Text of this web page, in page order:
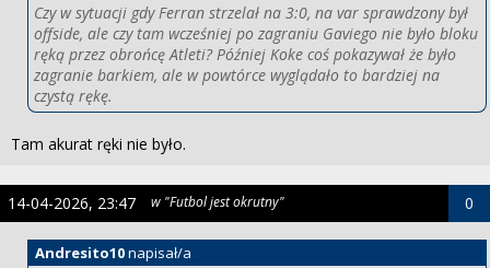
Czy w sytuacji gdy Ferran strzelał na 3:0, na var sprawdzony był
offside, ale czy tam wcześniej po zagraniu Gaviego nie było bloku
ręką przez obrońcę Atleti? Później Koke coś pokazywał że było
zagranie barkiem, ale w powtórce wyglądało to bardziej na
czystą rękę.
Tam akurat ręki nie było.
Andresito10napisał/a
14-04-2026, 23:47 w "Futbol jest okrutny" 0